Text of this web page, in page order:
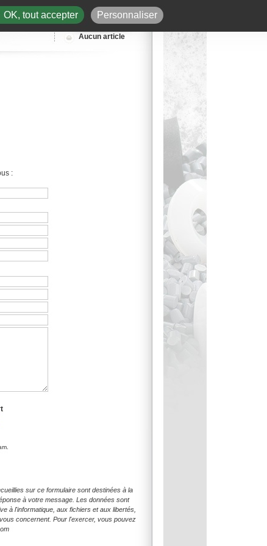
:
sur ce formulaire sont destinées à la
à votre message. Les données sont
à l'informatique, aux fichiers et aux libertés,
concernent. Pour l'exercer, vous pouvez
Aucun article
OK, tout accepter Personnaliser